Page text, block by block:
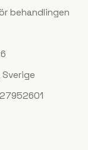
behandlingen